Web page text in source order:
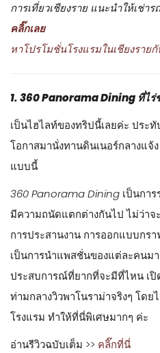
การเที่ยวเชียงราย แนะนำให้เช่า
คลิ๊กเลย
หาโปรโมชั่นโรงแรมในเชียงรา
1. 360 Panorama Dining ที่ไร่ช
เป็นไฮไลท์ของทริปนี้เลยค่ะ ประ
โอกาสมานั่งทานดินเนอร์กลางแจ้
แบบนี้
360 Panorama Dining เป็นกา
มีความถนัดแตกต่างกันไป ไม่ว่า
การประสานงาน การออกแบบกร
เป็นการนำแพสชั่นของแต่ละคนม
ประสบการณ์ที่ยากที่จะมีที่ไหน เปิ
ท่ามกลางวิวพาโนราม่าจริงๆ โด
โรงแรม ทำให้ที่นี่พิเศษมากๆ ค่ะ
อ่านรีวิวฉบับเต็ม >> คลิ๊กที่นี่